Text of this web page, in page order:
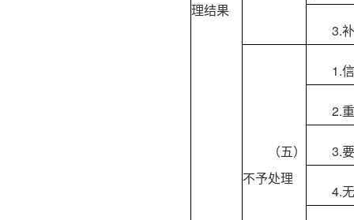
理结果
3.
（五）
不予处理
1.
2.
3.
4.